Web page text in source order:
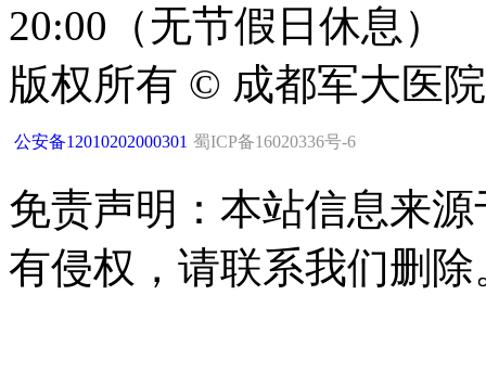
20:00（无节假日休息）
版权所有 © 成都军大医
公安备12010202000301 蜀ICP备16020336号-6
免责声明：本站信息来
有侵权，请联系我们删除